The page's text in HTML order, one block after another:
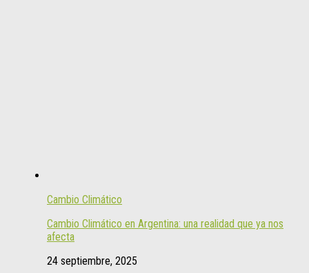
Cambio Climático
Cambio Climático en Argentina: una realidad que ya nos
afecta
24 septiembre, 2025